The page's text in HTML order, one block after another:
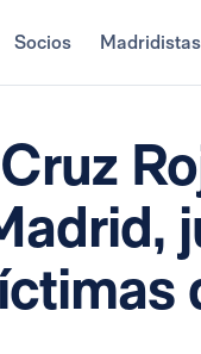
Socios Madridistas